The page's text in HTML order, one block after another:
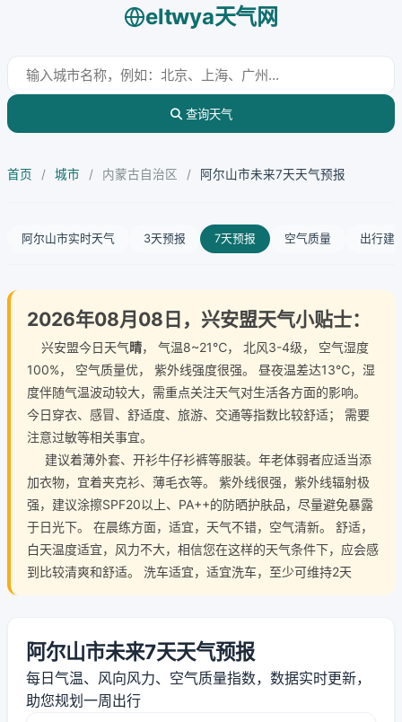
eltwya天气网
查询天气
首页 / 城市 / 内蒙古自治区 / 阿尔山市未来7天天气预报
阿尔山市实时天气 3天预报 7天预报 空气质量 出行建
2026年08月08日，兴安盟天气小贴士：
兴安盟今日天气晴， 气温8~21℃， 北风3-4级， 空气湿度
100%， 空气质量优， 紫外线强度很强。 昼夜温差达13℃，湿
度伴随气温波动较大，需重点关注天气对生活各方面的影响。
今日穿衣、感冒、舒适度、旅游、交通等指数比较舒适； 需要
注意过敏等相关事宜。
建议着薄外套、开衫牛仔衫裤等服装。年老体弱者应适当添
加衣物，宜着夹克衫、薄毛衣等。 紫外线很强，紫外线辐射极
强，建议涂擦SPF20以上、PA++的防晒护肤品，尽量避免暴露
于日光下。 在晨练方面，适宜，天气不错，空气清新。 舒适，
白天温度适宜，风力不大，相信您在这样的天气条件下，应会感
到比较清爽和舒适。 洗车适宜，适宜洗车，至少可维持2天
阿尔山市未来7天天气预报
每日气温、风向风力、空气质量指数，数据实时更新，
助您规划一周出行